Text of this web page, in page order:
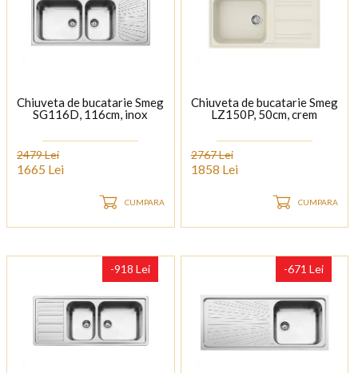
Chiuveta de bucatarie Smeg
SG116D, 116cm, inox
2479 Lei
1665 Lei
CUMPARA
Chiuveta de bucatarie Smeg
LZ150P, 50cm, crem
2767 Lei
1858 Lei
CUMPARA
-918 Lei -671 Lei